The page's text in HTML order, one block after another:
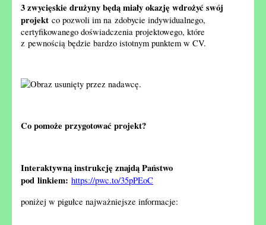
3 zwycięskie drużyny będą miały okazję wdrożyć swój
projekt co pozwoli im na zdobycie indywidualnego,
certyfikowanego doświadczenia projektowego, które
z pewnością będzie bardzo istotnym punktem w CV.
Co pomoże przygotować projekt?
Interaktywną instrukcję znajdą Państwo
pod linkiem: https://pwc.to/35pPEoC
poniżej w pigułce najważniejsze informacje: